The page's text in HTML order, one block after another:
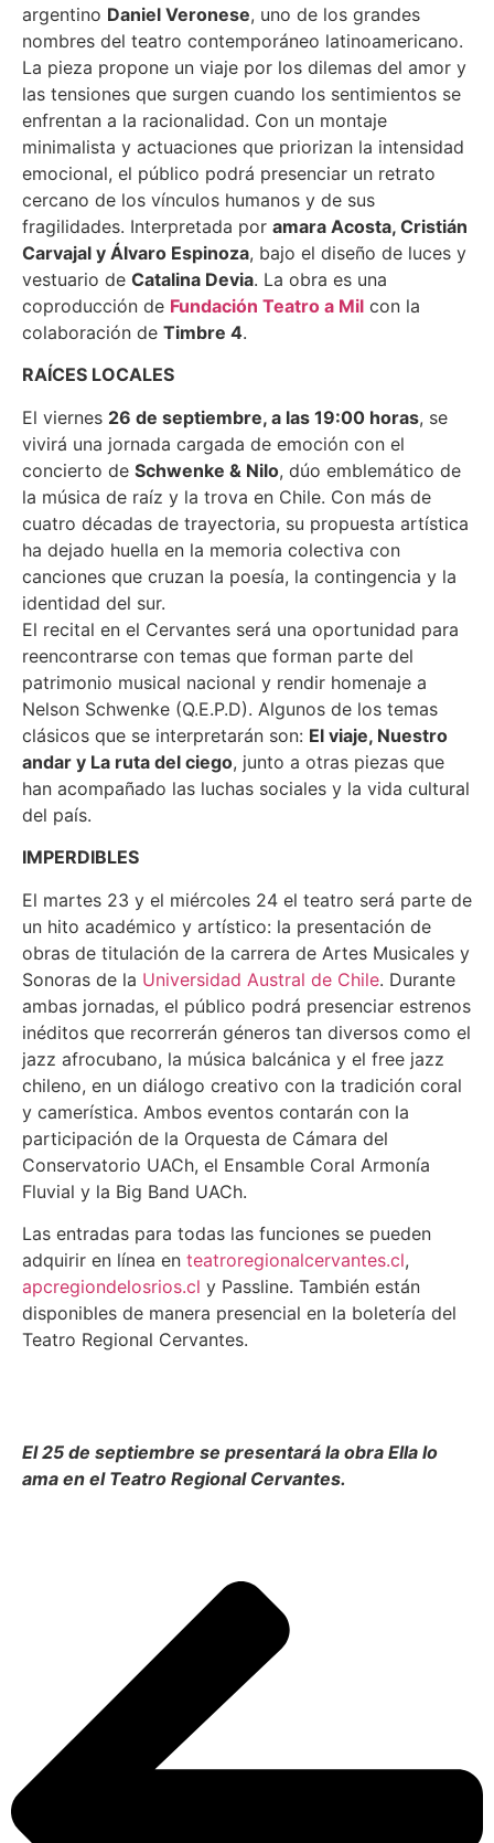
argentino Daniel Veronese, uno de los grandes
nombres del teatro contemporáneo latinoamericano.
La pieza propone un viaje por los dilemas del amor y
las tensiones que surgen cuando los sentimientos se
enfrentan a la racionalidad. Con un montaje
minimalista y actuaciones que priorizan la intensidad
emocional, el público podrá presenciar un retrato
cercano de los vínculos humanos y de sus
fragilidades. Interpretada por amara Acosta, Cristián
Carvajal y Álvaro Espinoza, bajo el diseño de luces y
vestuario de Catalina Devia. La obra es una
coproducción de Fundación Teatro a Mil con la
colaboración de Timbre 4.
RAÍCES LOCALES
El viernes 26 de septiembre, a las 19:00 horas, se
vivirá una jornada cargada de emoción con el
concierto de Schwenke & Nilo, dúo emblemático de
la música de raíz y la trova en Chile. Con más de
cuatro décadas de trayectoria, su propuesta artística
ha dejado huella en la memoria colectiva con
canciones que cruzan la poesía, la contingencia y la
identidad del sur.
El recital en el Cervantes será una oportunidad para
reencontrarse con temas que forman parte del
patrimonio musical nacional y rendir homenaje a
Nelson Schwenke (Q.E.P.D). Algunos de los temas
clásicos que se interpretarán son: El viaje, Nuestro
andar y La ruta del ciego, junto a otras piezas que
han acompañado las luchas sociales y la vida cultural
del país.
IMPERDIBLES
El martes 23 y el miércoles 24 el teatro será parte de
un hito académico y artístico: la presentación de
obras de titulación de la carrera de Artes Musicales y
Sonoras de la Universidad Austral de Chile. Durante
ambas jornadas, el público podrá presenciar estrenos
inéditos que recorrerán géneros tan diversos como el
jazz afrocubano, la música balcánica y el free jazz
chileno, en un diálogo creativo con la tradición coral
y camerística. Ambos eventos contarán con la
participación de la Orquesta de Cámara del
Conservatorio UACh, el Ensamble Coral Armonía
Fluvial y la Big Band UACh.
Las entradas para todas las funciones se pueden
adquirir en línea en teatroregionalcervantes.cl,
apcregiondelosrios.cl y Passline. También están
disponibles de manera presencial en la boletería del
Teatro Regional Cervantes.
El 25 de septiembre se presentará la obra Ella lo
ama en el Teatro Regional Cervantes.